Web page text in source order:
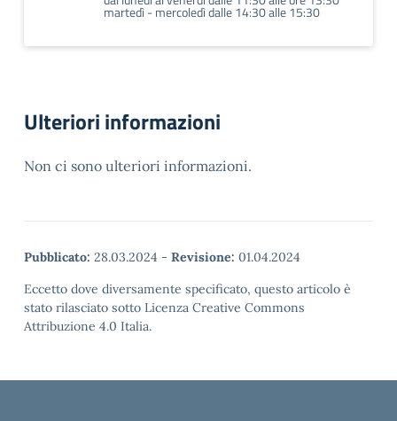
martedì - mercoledì dalle 14:30 alle 15:30
Ulteriori informazioni
Non ci sono ulteriori informazioni.
Pubblicato: 28.03.2024 - Revisione: 01.04.2024
Eccetto dove diversamente specificato, questo articolo è
stato rilasciato sotto Licenza Creative Commons
Attribuzione 4.0 Italia.